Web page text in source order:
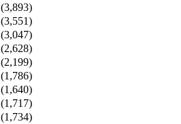
(3,893)
(3,551)
(3,047)
(2,628)
(2,199)
(1,786)
(1,640)
(1,717)
(1,734)